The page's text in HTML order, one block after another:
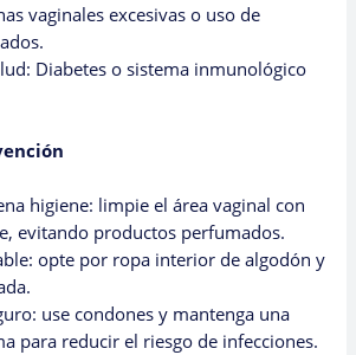
vaginales excesivas o uso de
Diabetes o sistema inmunológico
higiene: limpie el área vaginal con
evitando productos perfumados.
opte por ropa interior de algodón y
use condones y mantenga una
para reducir el riesgo de infecciones.